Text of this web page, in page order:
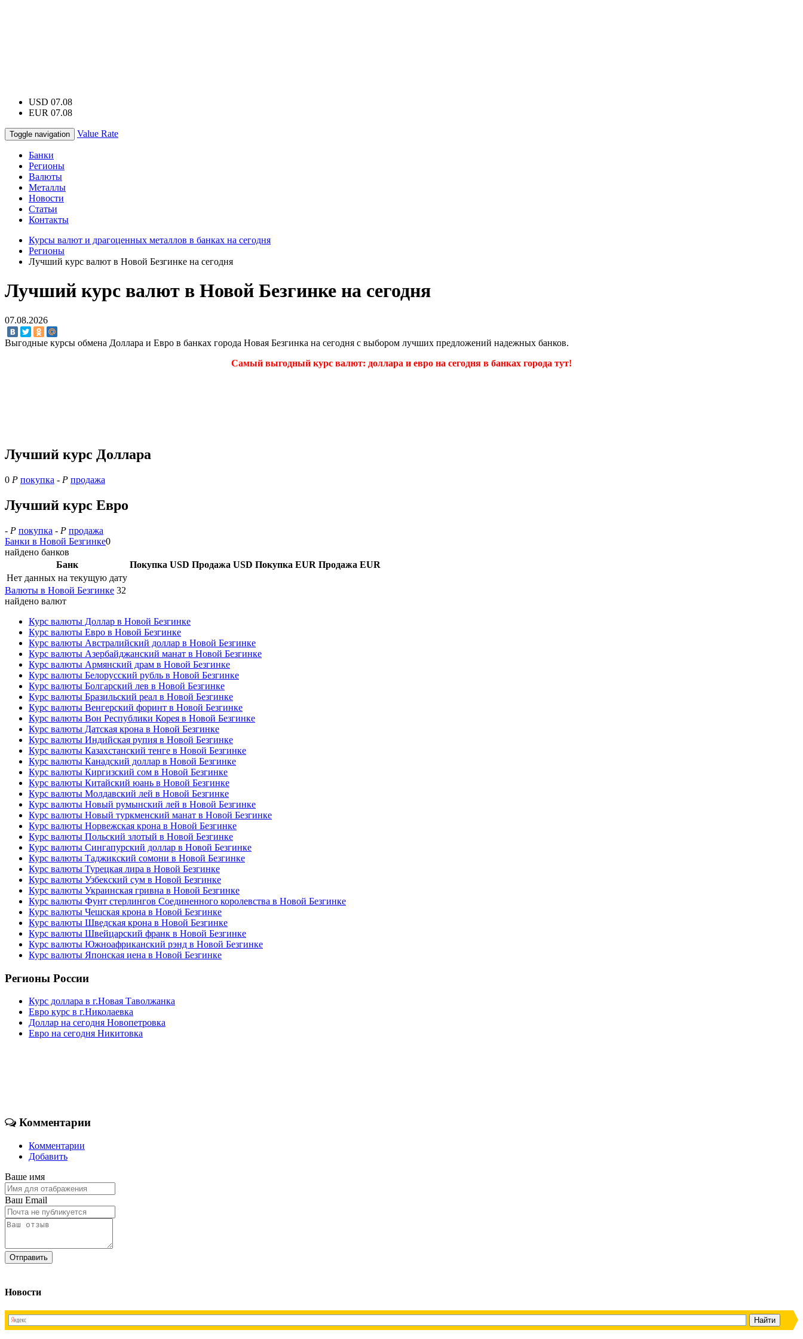
USD 07.08
EUR 07.08
Toggle navigation Value Rate
Банки
Регионы
Валюты
Металлы
Новости
Статьи
Контакты
Курсы валют и драгоценных металлов в банках на сегодня
Регионы
Лучший курс валют в Новой Безгинке на сегодня
Лучший курс валют в Новой Безгинке на сегодня
07.08.2026
Выгодные курсы обмена Доллара и Евро в банках города Новая Безгинка на сегодня с выбором лучших предложений надежных банков.
Самый выгодный курс валют: доллара и евро на сегодня в банках города тут!
Лучший курс Доллара
0 Р покупка - Р продажа
Лучший курс Евро
- Р покупка - Р продажа
Банки в Новой Безгинке0
найдено банков
Банк
Покупка USD Продажа USD Покупка EUR Продажа EUR
Нет данных на текущую дату
Валюты в Новой Безгинке 32
найдено валют
Курс валюты Доллар в Новой Безгинке
Курс валюты Евро в Новой Безгинке
Курс валюты Австралийский доллар в Новой Безгинке
Курс валюты Азербайджанский манат в Новой Безгинке
Курс валюты Армянский драм в Новой Безгинке
Курс валюты Белорусский рубль в Новой Безгинке
Курс валюты Болгарский лев в Новой Безгинке
Курс валюты Бразильский реал в Новой Безгинке
Курс валюты Венгерский форинт в Новой Безгинке
Курс валюты Вон Республики Корея в Новой Безгинке
Курс валюты Датская крона в Новой Безгинке
Курс валюты Индийская рупия в Новой Безгинке
Курс валюты Казахстанский тенге в Новой Безгинке
Курс валюты Канадский доллар в Новой Безгинке
Курс валюты Киргизский сом в Новой Безгинке
Курс валюты Китайский юань в Новой Безгинке
Курс валюты Молдавский лей в Новой Безгинке
Курс валюты Новый румынский лей в Новой Безгинке
Курс валюты Новый туркменский манат в Новой Безгинке
Курс валюты Норвежская крона в Новой Безгинке
Курс валюты Польский злотый в Новой Безгинке
Курс валюты Сингапурский доллар в Новой Безгинке
Курс валюты Таджикский сомони в Новой Безгинке
Курс валюты Турецкая лира в Новой Безгинке
Курс валюты Узбекский сум в Новой Безгинке
Курс валюты Украинская гривна в Новой Безгинке
Курс валюты Фунт стерлингов Соединенного королевства в Новой Безгинке
Курс валюты Чешская крона в Новой Безгинке
Курс валюты Шведская крона в Новой Безгинке
Курс валюты Швейцарский франк в Новой Безгинке
Курс валюты Южноафриканский рэнд в Новой Безгинке
Курс валюты Японская иена в Новой Безгинке
Регионы России
Курс доллара в г.Новая Таволжанка
Евро курс в г.Николаевка
Доллар на сегодня Новопетровка
Евро на сегодня Никитовка
Комментарии
Комментарии
Добавить
Ваше имя
Ваш Email
Новости